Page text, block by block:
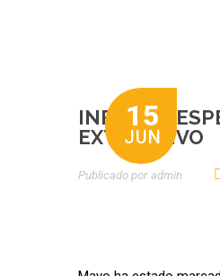
15
JUN
INFORME
EXTRACTIVO
Publicado por Admin